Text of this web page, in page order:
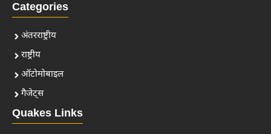
Categories
अंतरराष्ट्रीय
राष्ट्रीय
ऑटोमोबाइल
गैजेट्स
Quakes Links